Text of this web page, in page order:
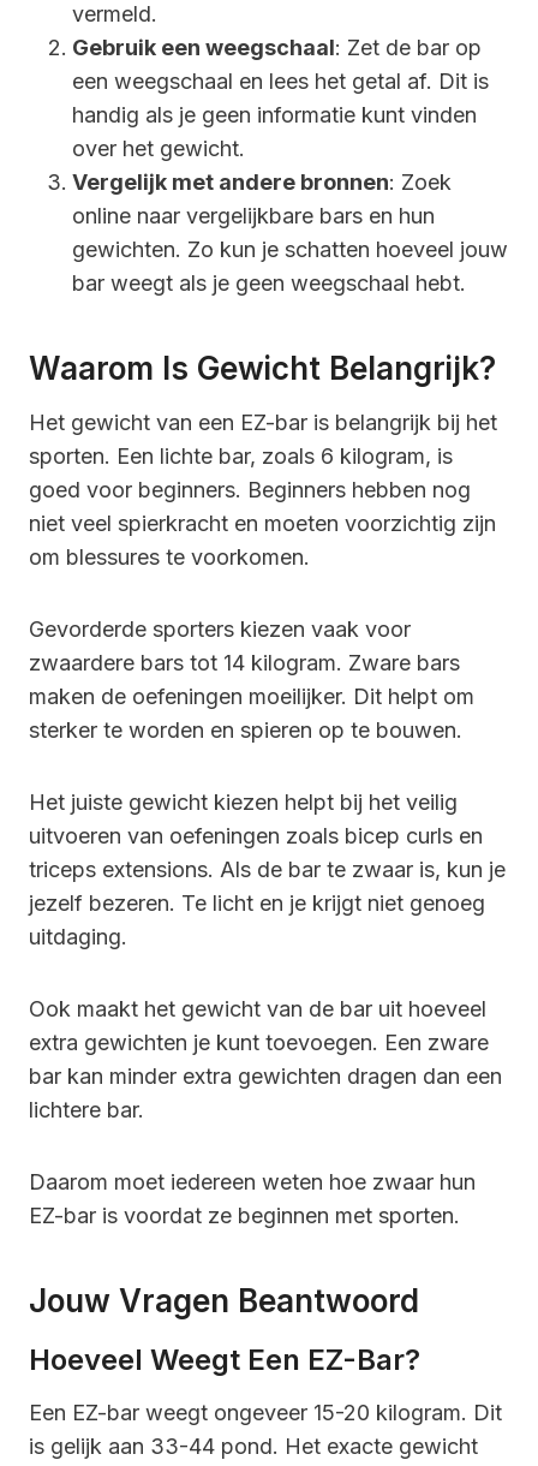
vermeld.
Gebruik een weegschaal: Zet de bar op
een weegschaal en lees het getal af. Dit is
handig als je geen informatie kunt vinden
over het gewicht.
Vergelijk met andere bronnen: Zoek
online naar vergelijkbare bars en hun
gewichten. Zo kun je schatten hoeveel jouw
bar weegt als je geen weegschaal hebt.
Waarom Is Gewicht Belangrijk?
Het gewicht van een EZ-bar is belangrijk bij het
sporten. Een lichte bar, zoals 6 kilogram, is
goed voor beginners. Beginners hebben nog
niet veel spierkracht en moeten voorzichtig zijn
om blessures te voorkomen.
Gevorderde sporters kiezen vaak voor
zwaardere bars tot 14 kilogram. Zware bars
maken de oefeningen moeilijker. Dit helpt om
sterker te worden en spieren op te bouwen.
Het juiste gewicht kiezen helpt bij het veilig
uitvoeren van oefeningen zoals bicep curls en
triceps extensions. Als de bar te zwaar is, kun je
jezelf bezeren. Te licht en je krijgt niet genoeg
uitdaging.
Ook maakt het gewicht van de bar uit hoeveel
extra gewichten je kunt toevoegen. Een zware
bar kan minder extra gewichten dragen dan een
lichtere bar.
Daarom moet iedereen weten hoe zwaar hun
EZ-bar is voordat ze beginnen met sporten.
Jouw Vragen Beantwoord
Hoeveel Weegt Een EZ-Bar?
Een EZ-bar weegt ongeveer 15-20 kilogram. Dit
is gelijk aan 33-44 pond. Het exacte gewicht